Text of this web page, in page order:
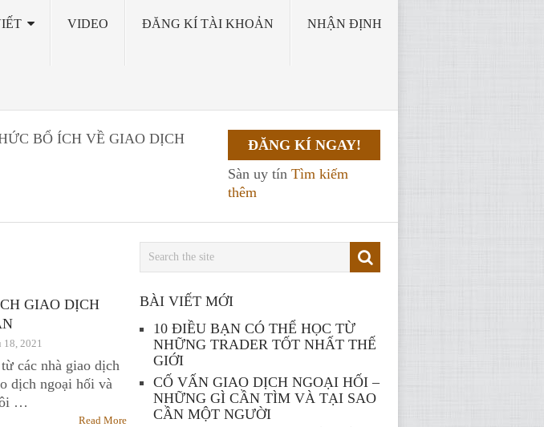
VIDEO ĐĂNG KÍ TÀI KHOẢN NHẬN ĐỊNH
BỔ ÍCH VỀ GIAO DỊCH
ĐĂNG KÍ NGAY!
Sàn uy tínTìm kiếm
thêm
GIAO DỊCH
18, 2021
các nhà giao dịch
dịch ngoại hối và
…
Read More
BÀI VIẾT MỚI
10 ĐIỀU BẠN CÓ THỂ HỌC TỪ
NHỮNG TRADER TỐT NHẤT THẾ
GIỚI
CỐ VẤN GIAO DỊCH NGOẠI HỐI –
NHỮNG GÌ CẦN TÌM VÀ TẠI SAO
CẦN MỘT NGƯỜI